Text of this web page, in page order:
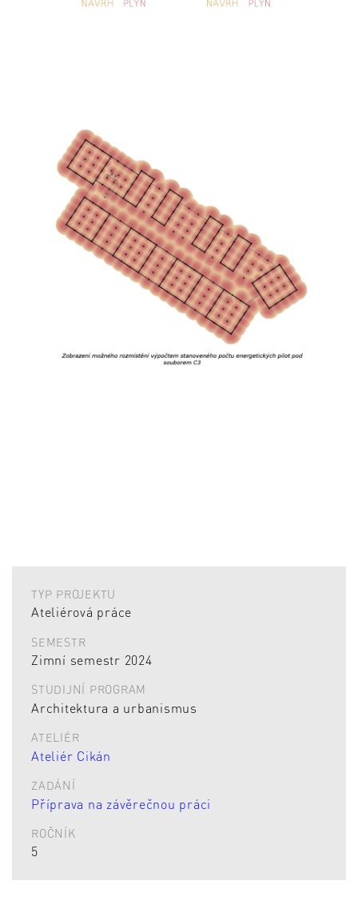
TYP PROJEKTU
Ateliérová práce
SEMESTR
Zimní semestr 2024
STUDIJNÍ PROGRAM
Architektura a urbanismus
ATELIÉR
Ateliér Cikán
ZADÁNÍ
Příprava na závěrečnou práci
ROČNÍK
5